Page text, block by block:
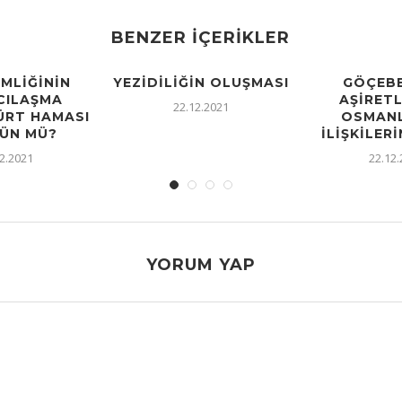
BENZER İÇERIKLER
HAMASI
MÜ?
YEZIDILIĞIN OLUŞMASI
22.12.2021
YORUM YAP